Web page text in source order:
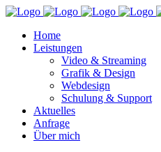
Home
Leistungen
Video & Streaming
Grafik & Design
Webdesign
Schulung & Support
Aktuelles
Anfrage
Über mich